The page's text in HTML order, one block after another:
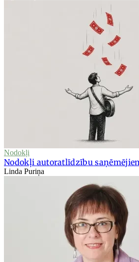
Nodokļi
Nodokļi autoratlīdzību
Linda Puriņa